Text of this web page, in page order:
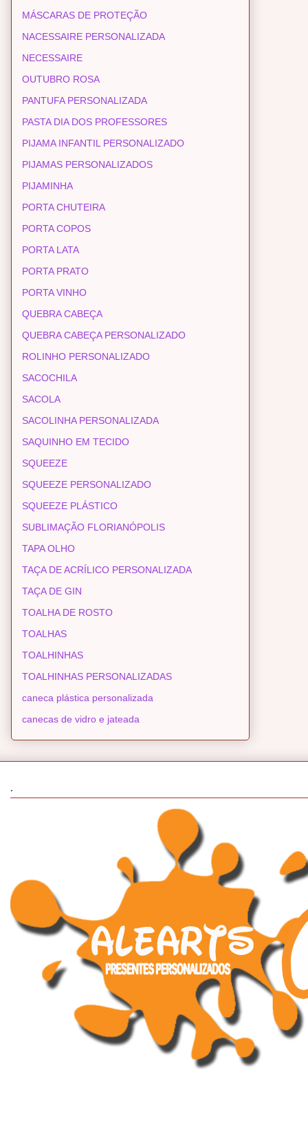
MÁSCARAS DE PROTEÇÃO
NACESSAIRE PERSONALIZADA
NECESSAIRE
OUTUBRO ROSA
PANTUFA PERSONALIZADA
PASTA DIA DOS PROFESSORES
PIJAMA INFANTIL PERSONALIZADO
PIJAMAS PERSONALIZADOS
PIJAMINHA
PORTA CHUTEIRA
PORTA COPOS
PORTA LATA
PORTA PRATO
PORTA VINHO
QUEBRA CABEÇA
QUEBRA CABEÇA PERSONALIZADO
ROLINHO PERSONALIZADO
SACOCHILA
SACOLA
SACOLINHA PERSONALIZADA
SAQUINHO EM TECIDO
SQUEEZE
SQUEEZE PERSONALIZADO
SQUEEZE PLÁSTICO
SUBLIMAÇÃO FLORIANÓPOLIS
TAPA OLHO
TAÇA DE ACRÍLICO PERSONALIZADA
TAÇA DE GIN
TOALHA DE ROSTO
TOALHAS
TOALHINHAS
TOALHINHAS PERSONALIZADAS
caneca plástica personalizada
canecas de vidro e jateada
.